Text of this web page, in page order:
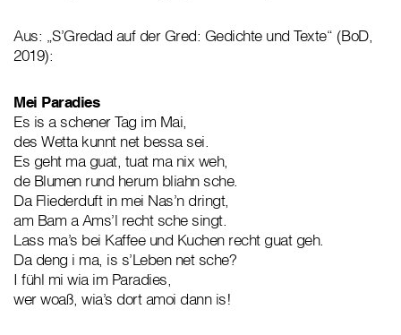
Aus: „S’Gredad auf der Gred: Gedichte und Texte“ (BoD,
2019):
Mei Paradies
Es is a schener Tag im Mai,
des Wetta kunnt net bessa sei.
Es geht ma guat, tuat ma nix weh,
de Blumen rund herum bliahn sche.
Da Fliederduft in mei Nas’n dringt,
am Bam a Ams’l recht sche singt.
Lass ma’s bei Kaffee und Kuchen recht guat geh.
Da deng i ma, is s’Leben net sche?
I fühl mi wia im Paradies,
wer woaß, wia’s dort amoi dann is!